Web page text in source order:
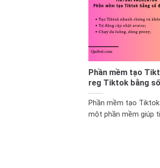
Phần mềm tạo
reg Tiktok bằng
Phần mềm tạo
một phần mềm giúp